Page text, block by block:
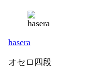
hasera
オセロ四段